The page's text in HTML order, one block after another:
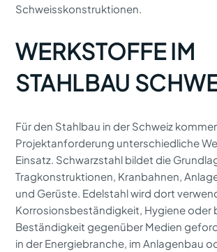
Schweisskonstruktionen.
WERKSTOFFE IM
STAHLBAU
Für den Stahlbau in der Schweiz
Projektanforderung unterschiedliche
Einsatz. Schwarzstahl bildet die
Tragkonstruktionen, Kranbahnen,
und Gerüste. Edelstahl wird dort
Korrosionsbeständigkeit, Hygiene oder
Beständigkeit gegenüber Medien
in der Energiebranche, im Anlagenbau